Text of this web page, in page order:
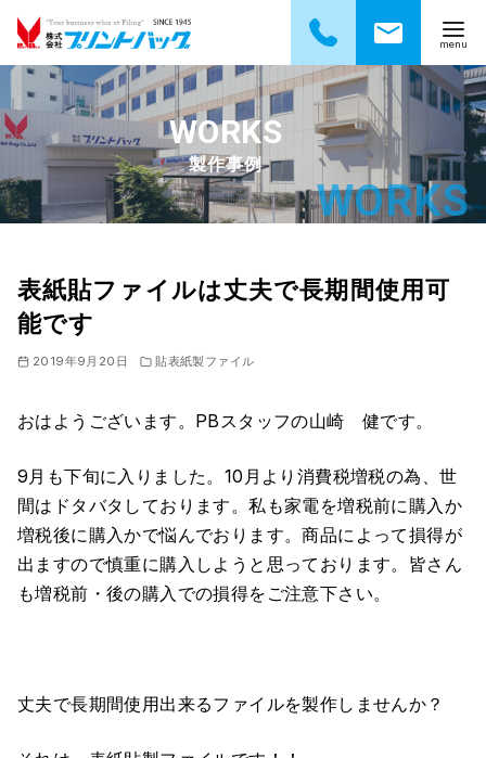
ン
テ
ツ
へ
製作事例
表紙貼ファイルは丈夫で長期間使用可
能です
2019年9月20日 貼表紙製ファイル
おはようございます。PBスタッフの山崎 健です。
9月も下旬に入りました。10月より消費税増税の為、世
間はドタバタしております。私も家電を増税前に購入か
増税後に購入かで悩んでおります。商品によって損得が
出ますので慎重に購入しようと思っております。皆さん
も増税前・後の購入での損得をご注意下さい。
丈夫で長期間使用出来るファイルを製作しませんか？